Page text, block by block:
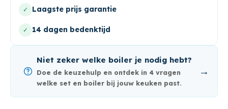
✓ Laagste prijs garantie
✓ 14 dagen bedenktijd
Niet zeker welke boiler je nodig hebt?
Doe de keuzehulp en ontdek in 4 vragen
welke set en boiler bij jouw keuken past.
→